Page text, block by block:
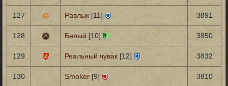
127 Равлык [11] 3891
128 Белый [10] 3850
129 Реальный чувак [12] 3832
130 Smoker [9] 3810